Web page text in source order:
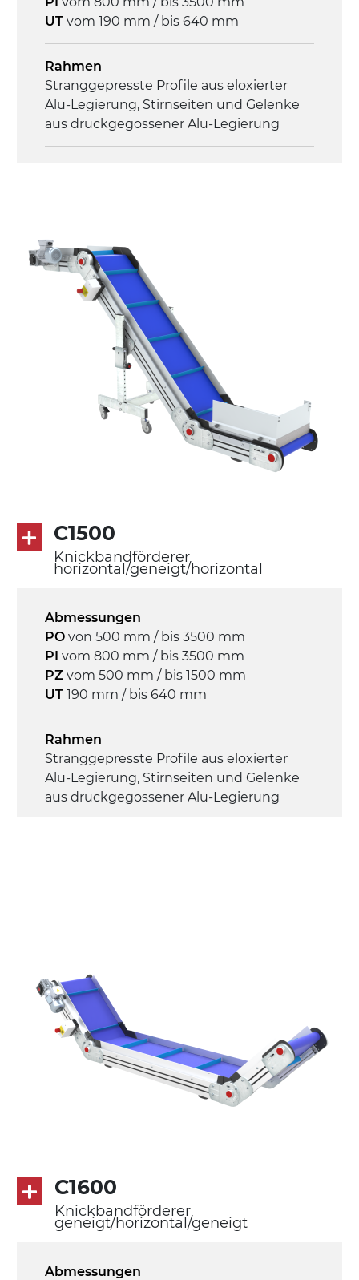
Geschwindigkeit
3,4 m/Minute
Steuerung
On/Off, E-Stopp, Motor-
Überlastungsschutz
UT vom 190 mm / bis 640 mm
Rahmen
Stranggepresste Profile aus eloxierter
Alu-Legierung, Stirnseiten und Gelenke
aus druckgegossener Alu-Legierung
Ständer
ausziehbare Elemente mit Scharnieren
aus druckgegossener Alu-Legierung,
Beine aus verzinktem Metallrohr,
Schwenkräder mit/ohne Bremse (2+2)
Förderfläche
PU Oberfläche in Mattblau
Rippen aus PU
Geschwindigkeit
3,4 m/Minute
Steuerung
On/Off, E-Stopp, Motor-
Überlastungsschutz
C1500
Knickbandförderer
horizontal/geneigt/horizontal
Abmessungen
PO von 500 mm / bis 3500 mm
PI vom 800 mm / bis 3500 mm
PZ vom 500 mm / bis 1500 mm
UT 190 mm / bis 640 mm
Rahmen
Stranggepresste Profile aus eloxierter
Alu-Legierung, Stirnseiten und Gelenke
aus druckgegossener Alu-Legierung
Beine aus verzinktem Metallrohr,
Schwenkräder mit/ohne Bremse (2+2)
Förderfläche
PU Oberfläche in Mattblau
230/400Vac-50Hz-3Ph
Geschwindigkeit
C1600
Knickbandförderer
geneigt/horizontal/geneigt
Abmessungen